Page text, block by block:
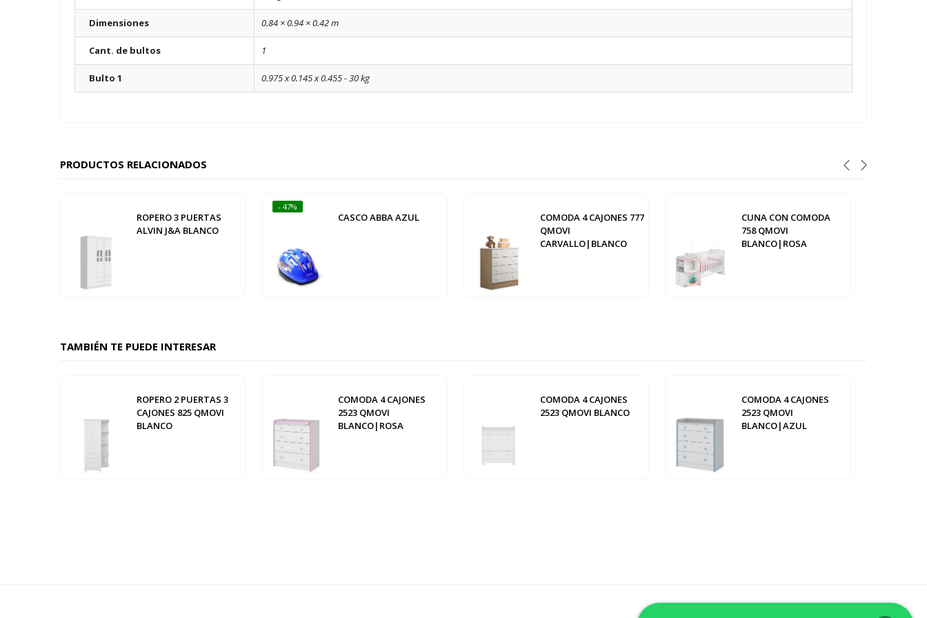
Dimensiones 0.84 × 0.94 × 0.42 m
Cant. de bultos 1
Bulto 1 0.975 x 0.145 x 0.455 - 30 kg
PRODUCTOS RELACIONADOS
ROPERO 3 PUERTAS
ALVIN J&A BLANCO
CASCO ABBA AZUL
- 47%
COMODA 4 CAJONES 777
QMOVI
CARVALLO|BLANCO
CUNA CON COMODA
758 QMOVI
BLANCO|ROSA
TAMBIÉN TE PUEDE INTERESAR
ROPERO 2 PUERTAS 3
CAJONES 825 QMOVI
BLANCO
COMODA 4 CAJONES
2523 QMOVI
BLANCO|ROSA
COMODA 4 CAJONES
2523 QMOVI BLANCO
COMODA 4 CAJONES
2523 QMOVI
BLANCO|AZUL